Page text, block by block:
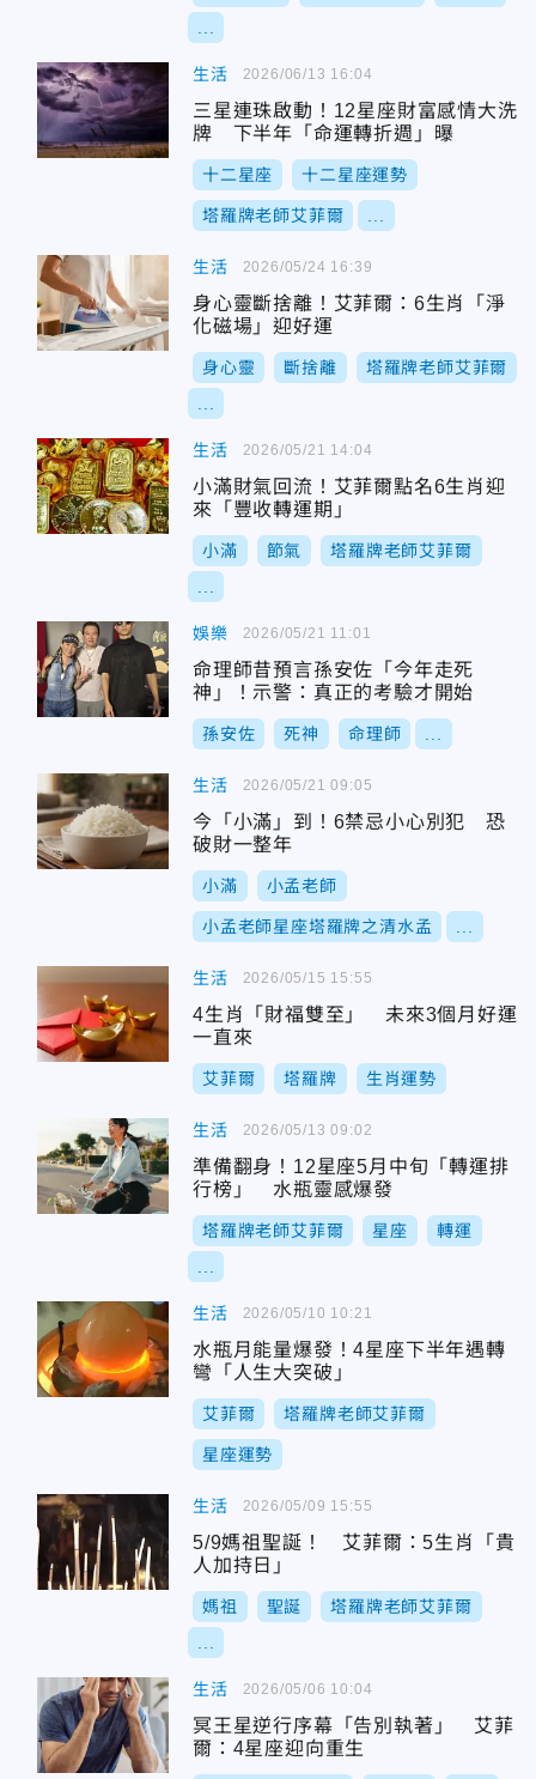
生活
三星連珠啟動！12星座財富感情大洗
牌 下半年「命運轉折週」曝
十二星座 十二星座運勢
塔羅牌老師艾菲爾
2026/06/13 16:04
生活
身心靈斷捨離！艾菲爾：6生肖「淨
化磁場」迎好運
身心靈 斷捨離 塔羅牌老師艾菲爾
2026/05/24 16:39
生活
小滿財氣回流！艾菲爾點名6生肖迎
來「豐收轉運期」
小滿 節氣 塔羅牌老師艾菲爾
2026/05/21 14:04
娛樂
命理師昔預言孫安佐「今年走死
神」！示警：真正的考驗才開始
孫安佐 死神 命理師
2026/05/21 11:01
生活
今「小滿」到！6禁忌小心別犯 恐
破財一整年
小滿 小孟老師
小孟老師星座塔羅牌之清水孟
2026/05/21 09:05
生活
4生肖「財福雙至」 未來3個月好運
一直來
艾菲爾 塔羅牌 生肖運勢
2026/05/15 15:55
生活
準備翻身！12星座5月中旬「轉運排
行榜」 水瓶靈感爆發
塔羅牌老師艾菲爾 星座 轉運
2026/05/13 09:02
生活
水瓶月能量爆發！4星座下半年遇轉
彎「人生大突破」
艾菲爾 塔羅牌老師艾菲爾
星座運勢
2026/05/10 10:21
生活
5/9媽祖聖誕！ 艾菲爾：5生肖「貴
人加持日」
媽祖 聖誕 塔羅牌老師艾菲爾
2026/05/09 15:55
生活
冥王星逆行序幕「告別執著」 艾菲
爾：4星座迎向重生
2026/05/06 10:04